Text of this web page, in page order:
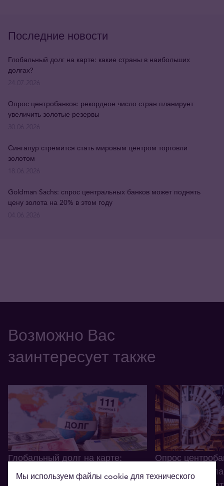
Последние новости
Глобальный долг на карте: какие страны в наибольших
долгах?
Опрос центробанков: рекордное число стран планирует
увеличить золотые резервы
Сингапур стремится стать мировым центром торговли
золотом
Goldman Sachs: спрос центральных банков может поднять
цену золота на 20% в этом году
Возможно Вас
заинтересует также
Глобальный долг на карте:
какие страны в наибольших
Опрос
число стран
Мы используем файлы cookie для технического